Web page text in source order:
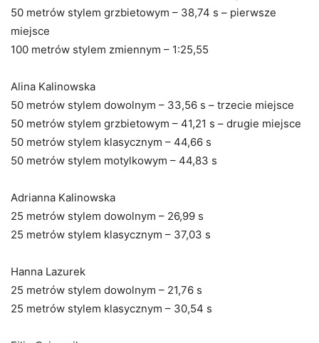
50 metrów stylem grzbietowym – 38,74 s – pierwsze
miejsce
100 metrów stylem zmiennym – 1:25,55
Alina Kalinowska
50 metrów stylem dowolnym – 33,56 s – trzecie miejsce
50 metrów stylem grzbietowym – 41,21 s – drugie miejsce
50 metrów stylem klasycznym – 44,66 s
50 metrów stylem motylkowym – 44,83 s
Adrianna Kalinowska
25 metrów stylem dowolnym – 26,99 s
25 metrów stylem klasycznym – 37,03 s
Hanna Lazurek
25 metrów stylem dowolnym – 21,76 s
25 metrów stylem klasycznym – 30,54 s